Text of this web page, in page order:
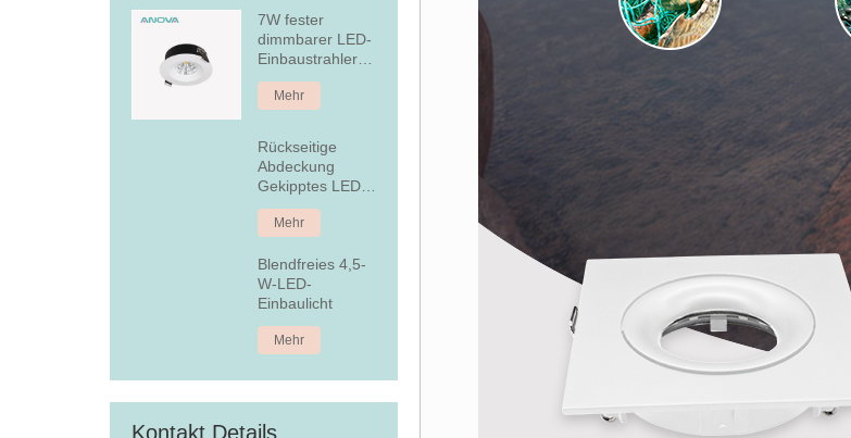
7W fester
dimmbarer LED-
Einbaustrahler
aus Aluminium
Mehr
Rückseitige
Abdeckung
Gekipptes LED-
Einbau-
Downlight
Mehr
Blendfreies 4,5-
W-LED-
Einbaulicht
Mehr
Kontakt Details